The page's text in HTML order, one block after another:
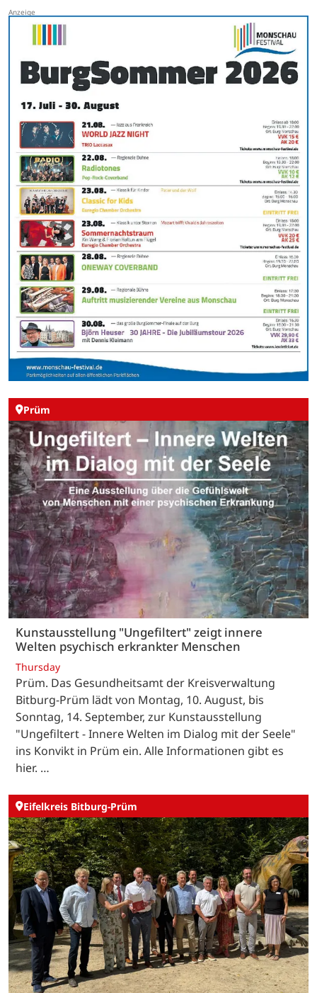
Prüm
Kunstausstellung "Ungefiltert" zeigt innere
Welten psychisch erkrankter Menschen
Thursday
Prüm. Das Gesundheitsamt der Kreisverwaltung
Bitburg-Prüm lädt von Montag, 10. August, bis
Sonntag, 14. September, zur Kunstausstellung
"Ungefiltert - Innere Welten im Dialog mit der Seele"
ins Konvikt in Prüm ein. Alle Informationen gibt es
hier. …
Eifelkreis Bitburg-Prüm